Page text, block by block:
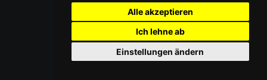
Alle akzeptieren
Ich lehne ab
Einstellungen ändern